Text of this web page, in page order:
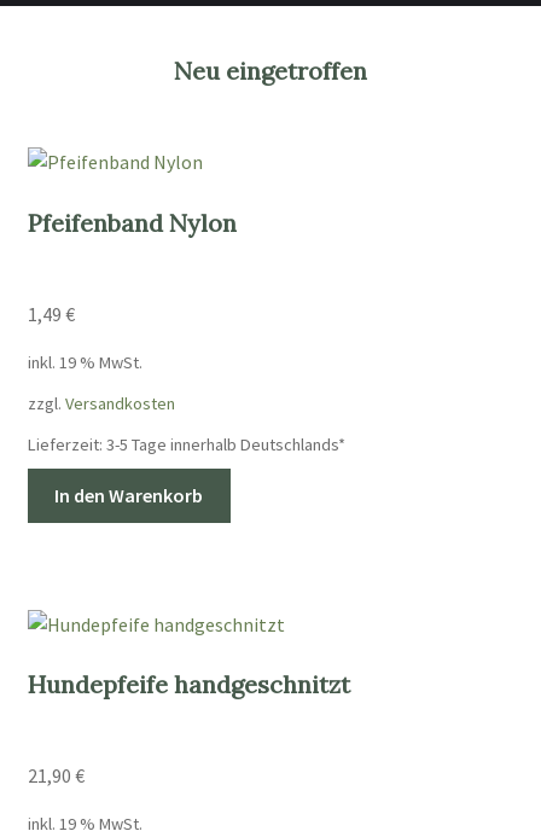
Neu eingetroffen
Pfeifenband Nylon
1,49 €
inkl. 19 % MwSt.
zzgl. Versandkosten
Lieferzeit: 3-5 Tage innerhalb Deutschlands*
In den Warenkorb
Hundepfeife handgeschnitzt
21,90 €
inkl. 19 % MwSt.